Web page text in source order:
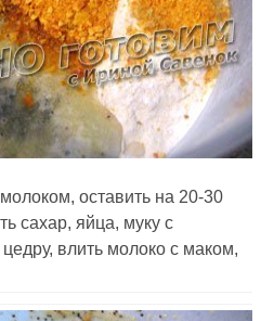
оставить на 20-30
сахар, яйца, муку с
влить молоко с маком,